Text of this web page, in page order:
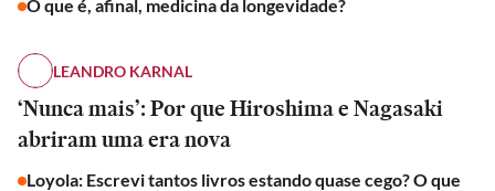
O que é, afinal, medicina da longevidade?
LEANDRO KARNAL
‘Nunca mais’: Por que Hiroshima e Nagasaki
abriram uma era nova
Loyola: Escrevi tantos livros estando quase cego? O que